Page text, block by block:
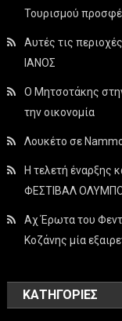
Τουρισμού
Αυτές τις
ΙΑΝΟΣ
Ο Μητσοτάκης
την οικονομία
Λουκέτο σε
Η τελετή έναρξης
ΦΕΣΤΙΒΑΛ
Αχ Έρωτα του
Κοζάνης μία
KΑΤΗΓΟΡΊΕΣ